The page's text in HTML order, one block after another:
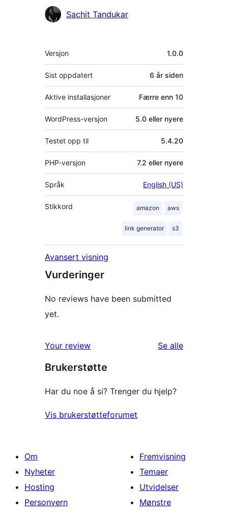
Sachit Tandukar
Meta
Versjon 1.0.0
Sist oppdatert 6 år siden
Aktive installasjoner Færre enn 10
WordPress-versjon 5.0 eller nyere
Testet opp til 5.4.20
PHP-versjon 7.2 eller nyere
Språk English (US)
Stikkord amazon aws
link generator s3
Avansert visning
Vurderinger
No reviews have been submitted
yet.
Your review Se alleomtalene
Brukerstøtte
Har du noe å si? Trenger du hjelp?
Vis brukerstøtteforumet
Om
Nyheter
Hosting
Personvern
Fremvisning
Temaer
Utvidelser
Mønstre